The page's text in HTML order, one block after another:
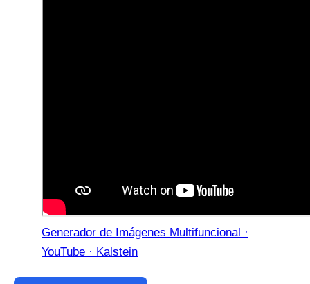
Generador de Imágenes Multifuncional ·
YouTube · Kalstein